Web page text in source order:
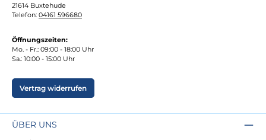
21614 Buxtehude
Telefon: 04161 596680
Öffnungszeiten:
Mo. - Fr.: 09:00 - 18:00 Uhr
Sa.: 10:00 - 15:00 Uhr
Vertrag widerrufen
ÜBER UNS